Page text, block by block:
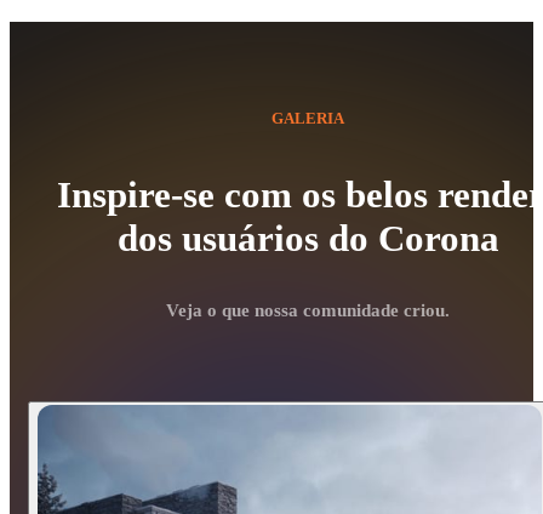
Inspire-se com os belos
dos usuários do Corona
GALERIA
Veja o que nossa comunidade criou.